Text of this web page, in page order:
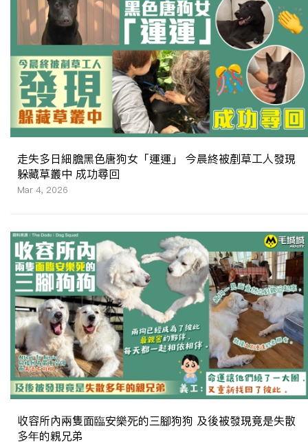
走失多日細膽黑色唐狗女「運運」 今晨終被剷草工人發現
躲藏草叢中 成功尋回
Mar 4, 2026
收容所內兩隻面臨安樂死的三腳狗狗 及後被發現竟是失散
多年的親兄弟